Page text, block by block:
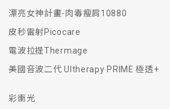
漂亮女神計畫-肉毒瘦肩10880
皮秒雷射Picocare
電波拉提Thermage
美國音波二代 Ultherapy PRIME 極透+
彩衝光